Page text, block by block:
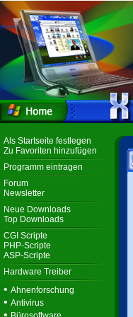
Als Startseite festlegen
Zu Favoriten hinzufügen
Programm eintragen
Forum
Newsletter
Neue Downloads
Top Downloads
CGI Scripte
PHP-Scripte
ASP-Scripte
Hardware Treiber
• Ahnenforschung
• Antivirus
•